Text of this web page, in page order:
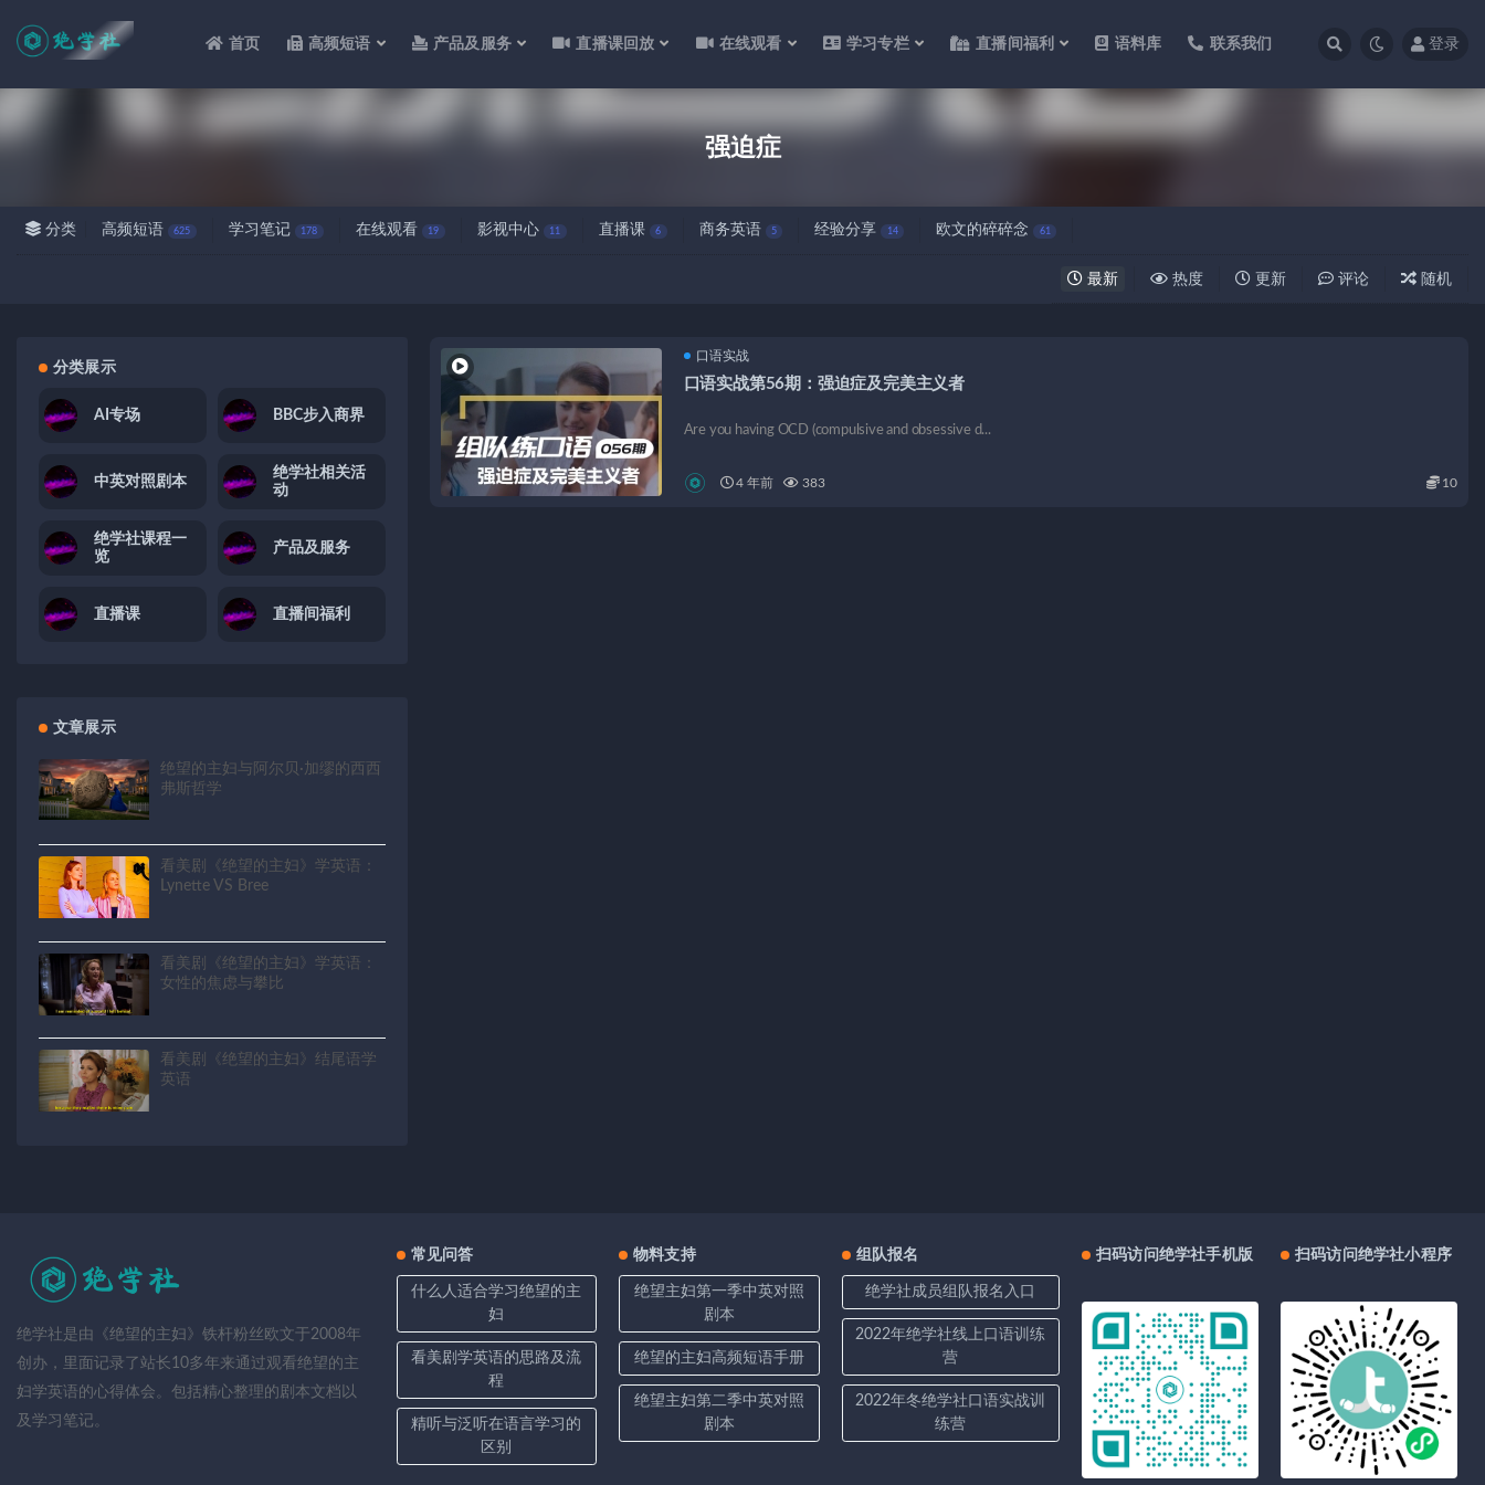
首页 高频短语 产品及服务 直播课回放 在线观看 学习专栏 直播间福利 语料库 联系我们 登录
强迫症
分类 高频短语 625 学习笔记 178 在线观看 19 影视中心 11 直播课 6 商务英语 5 经验分享 14 欧文的碎碎念 61
最新 热度 更新 评论 随机
口语实战
口语实战第56期：强迫症及完美主义者
Are you having OCD (compulsive and obsessive d...
4 年前 383 10
分类展示
AI专场 BBC步入商界
中英对照剧本
绝学社相关活
动
绝学社课程一
览
产品及服务
直播课 直播间福利
文章展示
绝望的主妇与阿尔贝·加缪的西西
弗斯哲学
看美剧《绝望的主妇》学英语：
Lynette VS Bree
看美剧《绝望的主妇》学英语：
女性的焦虑与攀比
看美剧《绝望的主妇》结尾语学
英语
绝学社是由《绝望的主妇》铁杆粉丝欧文于2008年
创办，里面记录了站长10多年来通过观看绝望的主
妇学英语的心得体会。包括精心整理的剧本文档以
及学习笔记。
常见问答
什么人适合学习绝望的主
妇
看美剧学英语的思路及流
程
精听与泛听在语言学习的
区别
物料支持
绝望主妇第一季中英对照
剧本
绝望的主妇高频短语手册
绝望主妇第二季中英对照
剧本
组队报名
绝学社成员组队报名入口
2022年绝学社线上口语训练
营
2022年冬绝学社口语实战训
练营
扫码访问绝学社手机版 扫码访问绝学社小程序